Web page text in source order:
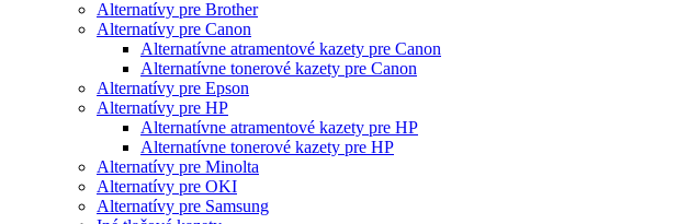
Alternatívy pre Brother
Alternatívy pre Canon
Alternatívne atramentové kazety pre Canon
Alternatívne tonerové kazety pre Canon
Alternatívy pre Epson
Alternatívy pre HP
Alternatívne atramentové kazety pre HP
Alternatívne tonerové kazety pre HP
Alternatívy pre Minolta
Alternatívy pre OKI
Alternatívy pre Samsung